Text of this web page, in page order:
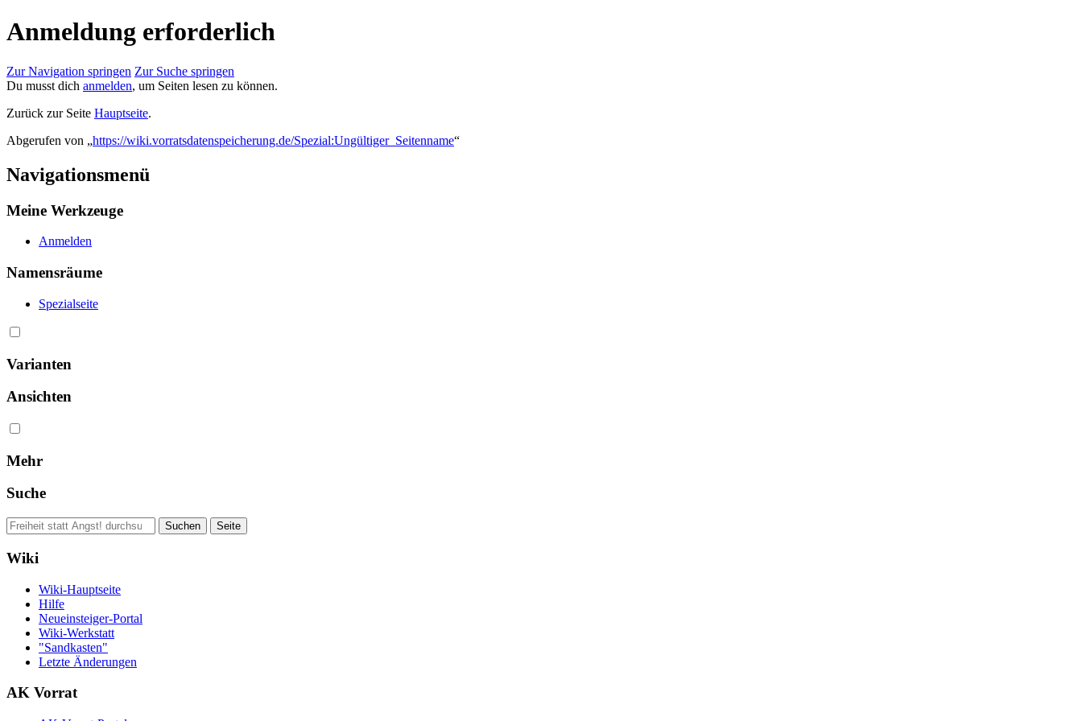
Anmeldung erforderlich
Zur Navigation springen Zur Suche springen
Du musst dich anmelden, um Seiten lesen zu können.
Zurück zur Seite Hauptseite.
Abgerufen von „https://wiki.vorratsdatenspeicherung.de/Spezial:Ungültiger_Seitenname“
Navigationsmenü
Meine Werkzeuge
Anmelden
Namensräume
Spezialseite
Varianten
Ansichten
Mehr
Suche
Wiki
Wiki-Hauptseite
Hilfe
Neueinsteiger-Portal
Wiki-Werkstatt
"Sandkasten"
Letzte Änderungen
AK Vorrat